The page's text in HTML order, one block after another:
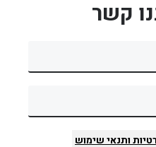
קשר
ותנאי שימוש